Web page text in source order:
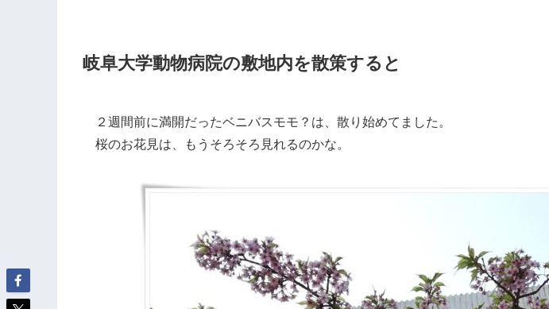
岐阜大学動物病院の敷地内を散策すると
２週間前に満開だったベニバスモモ？は、散り始めてました。
桜のお花見は、もうそろそろ見れるのかな。